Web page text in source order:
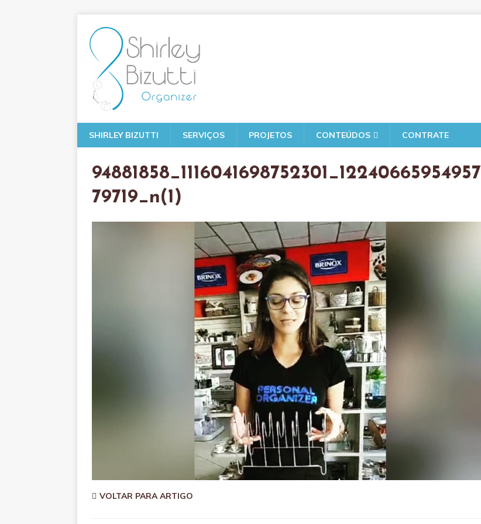
SHIRLEY BIZUTTI SERVIÇOS PROJETOS CONTEÚDOS CONTRATE
94881858_1116041698752301_12240665954957
79719_n(1)
VOLTAR PARA ARTIGO